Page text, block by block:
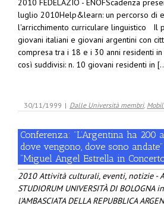
2010 FEDELAZIO - ENOFScadenza
luglio 2010Help&learn: un percorso di
l'arricchimento curriculare linguistico Il
giovani italiani e giovani argentini con
compresa tra i 18 e i 30 anni residenti
così suddivisi: n. 10 giovani residenti in
30/11/1999 | Dalle Università membri,
Conferenza: ”L’Argentina ha 200
dove vengono, dove sono
“Miguel Angel Estrella in
2010 Attività culturali, eventi, notizie -
STUDIORUM UNIVERSITÀ DI
l'AMBASCIATA DELLA REPUBBLICA